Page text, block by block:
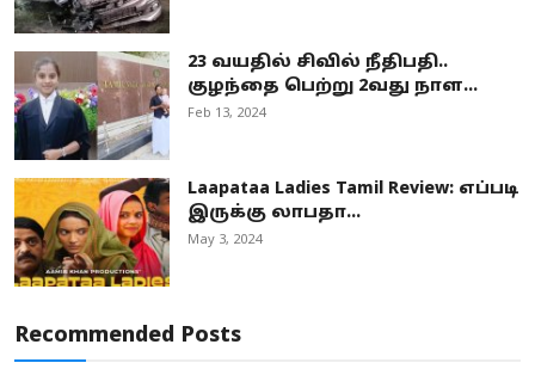
23 வயதில் சிவில் நீதிபதி..
குழந்தை பெற்று 2வது நாள...
Feb 13, 2024
Laapataa Ladies Tamil Review: எப்படி
இருக்கு லாபதா...
May 3, 2024
Recommended Posts